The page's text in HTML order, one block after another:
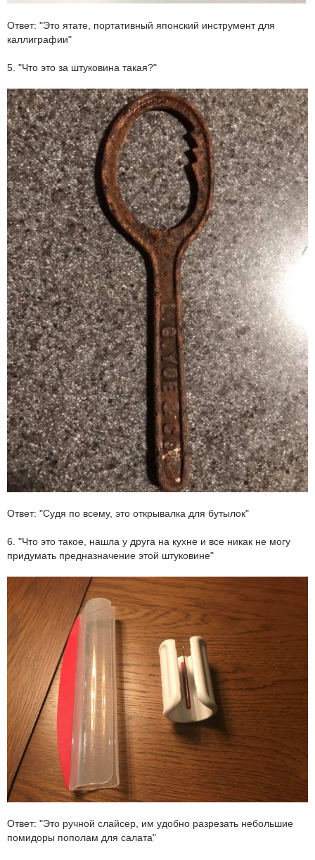
Ответ: "Это ятате, портативный японский инструмент для
каллиграфии"
5. "Что это за штуковина такая?"
Ответ: "Судя по всему, это открывалка для бутылок"
6. "Что это такое, нашла у друга на кухне и все никак не могу
придумать предназначение этой штуковине"
Ответ: "Это ручной слайсер, им удобно разрезать небольшие
помидоры пополам для салата"